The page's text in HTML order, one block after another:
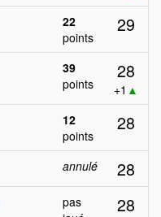
22
points
29
39
points
28
+1 ▲
12
points
28
annulé 28
pas
28